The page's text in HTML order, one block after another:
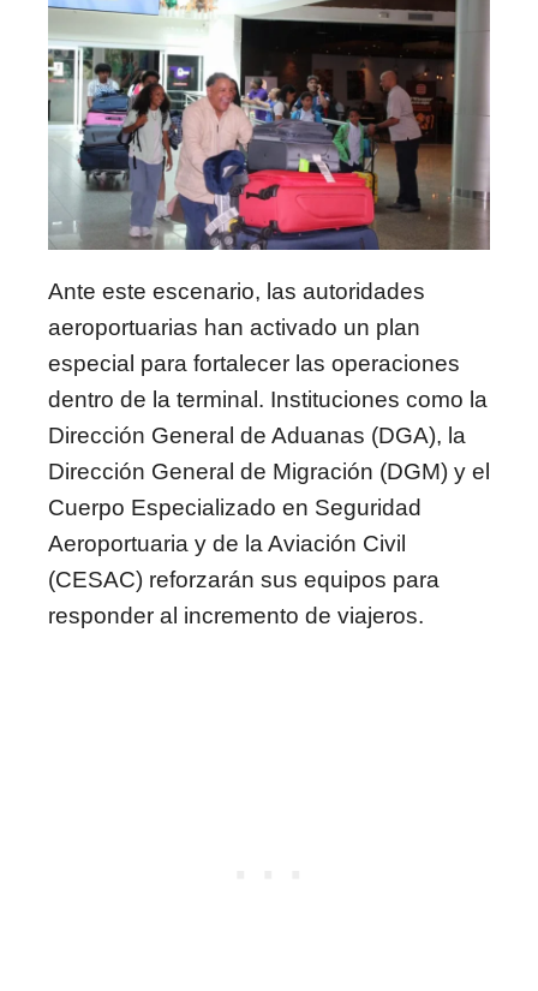
Ante este escenario, las autoridades
aeroportuarias han activado un plan
especial para fortalecer las operaciones
dentro de la terminal. Instituciones como la
Dirección General de Aduanas (DGA), la
Dirección General de Migración (DGM) y el
Cuerpo Especializado en Seguridad
Aeroportuaria y de la Aviación Civil
(CESAC) reforzarán sus equipos para
responder al incremento de viajeros.